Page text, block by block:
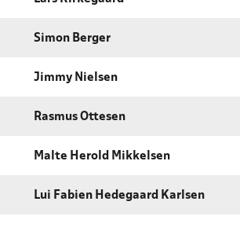
Simon Berger
Jimmy Nielsen
Rasmus Ottesen
Malte Herold Mikkelsen
Lui Fabien Hedegaard Karlsen